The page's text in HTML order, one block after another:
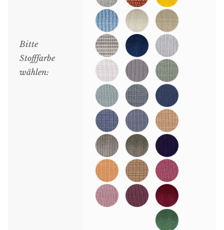
Bitte
Stofffarbe
wählen: